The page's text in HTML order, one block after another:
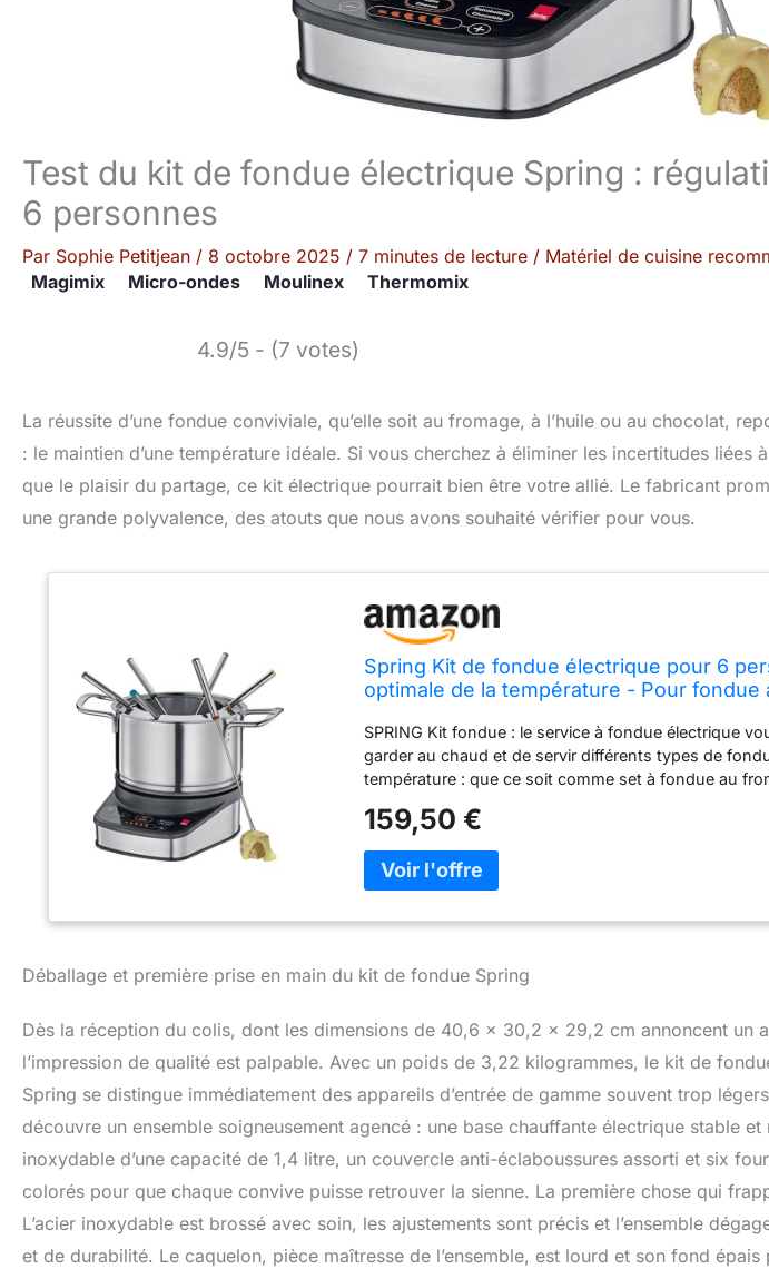
Test du kit de fondue électrique Spring :
6 personnes
Par Sophie Petitjean / 8 octobre 2025 / 7 minutes de lecture / Matériel de cuisine
Magimix
Micro-ondes Moulinex Thermomix
4.9/5 - (7 votes)
La réussite d’une fondue conviviale, qu’elle soit au fromage, à l’huile ou au chocolat,
: le maintien d’une température idéale. Si vous cherchez à éliminer les incertitudes liées
que le plaisir du partage, ce kit électrique pourrait bien être votre allié. Le fabricant
une grande polyvalence, des atouts que nous avons souhaité vérifier pour vous.
Spring Kit de fondue électrique pour 6
optimale de la température - Pour fondue
SPRING Kit fondue : le service à fondue électrique
garder au chaud et de servir différents types de
température : que ce soit comme set à fondue au
manuelle de la température supplémentaire, rien ne
fondue ! Casserole à fondue en acier inoxydable :
acier inoxydable de qualité supérieure avec
casserole et protection anti-éclaboussures pratique,
support des fourchettes à fondue. Droit électrique :
facile – le réchaud électrique vous permet de réaliser
Idée cadeau : la fondue suisse classique n'est pas
famille avec l'appareil à fondue électrique Spring
159,50 €
Déballage et première prise en main du kit de fondue Spring
Dès la réception du colis, dont les dimensions de 40,6 x 30,2 x 29,2 cm annoncent un
l’impression de qualité est palpable. Avec un poids de 3,22 kilogrammes, le kit de
Spring se distingue immédiatement des appareils d’entrée de gamme souvent trop
découvre un ensemble soigneusement agencé : une base chauffante électrique stable
inoxydable d’une capacité de 1,4 litre, un couvercle anti-éclaboussures assorti et six
colorés pour que chaque convive puisse retrouver la sienne. La première chose qui
L’acier inoxydable est brossé avec soin, les ajustements sont précis et l’ensemble
et de durabilité. Le caquelon, pièce maîtresse de l’ensemble, est lourd et son fond